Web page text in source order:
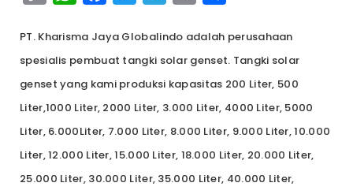
PT. Kharisma Jaya Globalindo adalah perusahaan
spesialis pembuat tangki solar genset. Tangki solar
genset yang kami produksi kapasitas 200 Liter, 500
Liter,1000 Liter, 2000 Liter, 3.000 Liter, 4000 Liter, 5000
Liter, 6.000Liter, 7.000 Liter, 8.000 Liter, 9.000 Liter, 10.000
Liter, 12.000 Liter, 15.000 Liter, 18.000 Liter, 20.000 Liter,
25.000 Liter, 30.000 Liter, 35.000 Liter, 40.000 Liter,